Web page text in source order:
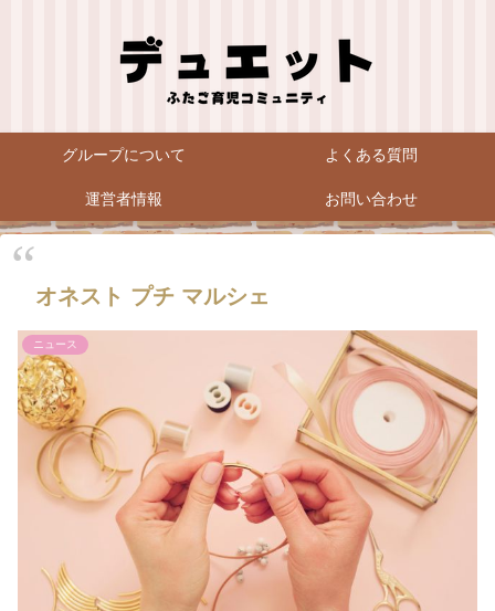
グループについて よくある質問
運営者情報 お問い合わせ
オネスト プチ マルシェ
ニュース